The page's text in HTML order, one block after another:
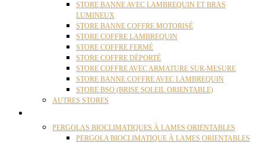
STORE BANNE AVEC LAMBREQUIN ET BRAS
LUMINEUX
STORE BANNE COFFRE MOTORISÉ
STORE COFFRE LAMBREQUIN
STORE COFFRE FERMÉ
STORE COFFRE DÉPORTÉ
STORE COFFRE AVEC ARMATURE SUR-MESURE
STORE BANNE COFFRE AVEC LAMBREQUIN
STORE BSO (BRISE SOLEIL ORIENTABLE)
AUTRES STORES
PERGOLAS BIOCLIMATIQUES À LAMES ORIENTABLES
PERGOLA BIOCLIMATIQUE À LAMES ORIENTABLES